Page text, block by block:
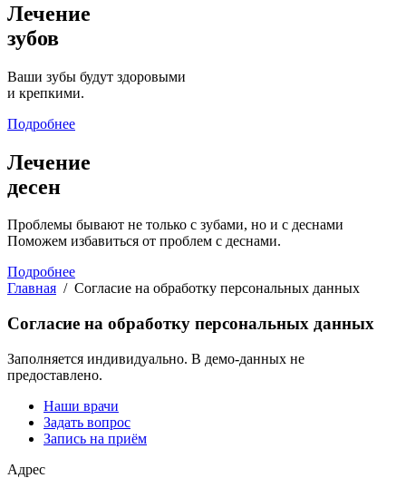
Лечение
зубов
Ваши зубы будут здоровыми
и крепкими.
Подробнее
Лечение
десен
Проблемы бывают не только с зубами, но и с деснами
Поможем избавиться от проблем с деснами.
Подробнее
Главная / Согласие на обработку персональных данных
Согласие на обработку персональных данных
Заполняется индивидуально. В демо-данных не
предоставлено.
Наши врачи
Задать вопрос
Запись на приём
Адрес